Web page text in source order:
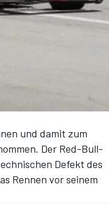
und damit zum
Der Red-Bull-
Defekt des
Rennen vor seinem